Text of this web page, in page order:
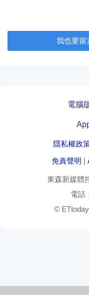
我也要留
電腦
隱私權政
免責聲明 |
東森新媒體
電話
©